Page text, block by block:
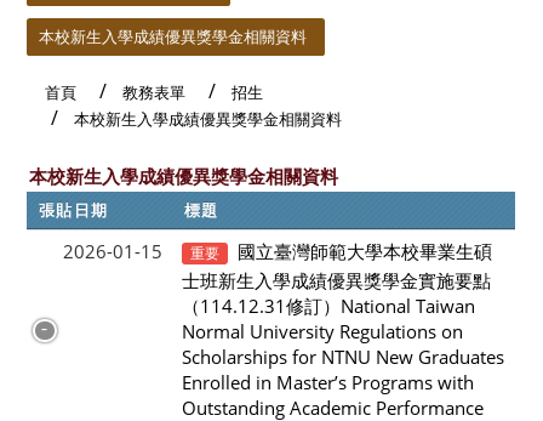
本校新生入學成績優異獎學金相關資料
首頁 教務表單
招生
本校新生入學成績優異獎學金相關資料
本校新生入學成績優異獎學金相關資料
張貼日期 標題
2026-01-15 重要
國立臺灣師範大學本校畢業生碩
士班新生入學成績優異獎學金實施要點
（114.12.31修訂）National Taiwan
Normal University Regulations on
Scholarships for NTNU New Graduates
Enrolled in Master’s Programs with
Outstanding Academic Performance